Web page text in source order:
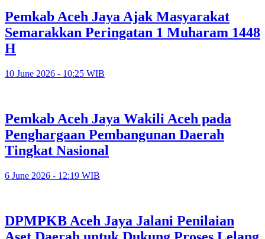
Pemkab Aceh Jaya Ajak Masyarakat
Semarakkan Peringatan 1 Muharam 1448
H
10 June 2026 - 10:25 WIB
Pemkab Aceh Jaya Wakili Aceh pada
Penghargaan Pembangunan Daerah
Tingkat Nasional
6 June 2026 - 12:19 WIB
DPMPKB Aceh Jaya Jalani Penilaian